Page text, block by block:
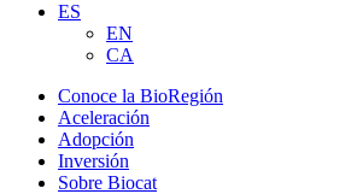
ES
EN
CA
Conoce la BioRegión
Aceleración
Adopción
Inversión
Sobre Biocat